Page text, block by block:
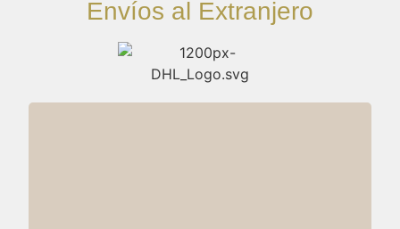
Envíos al Extranjero